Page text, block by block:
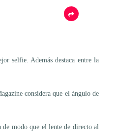
selfie. Además destaca entre la
considera que el ángulo de
modo que el lente de directo al